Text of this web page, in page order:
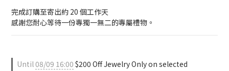
完成訂購至寄出約 20 個工作天
感謝您耐心等待一份專獨一無二的專屬禮物。
Until08/09 16:00 $200 Off Jewelry Only on selected